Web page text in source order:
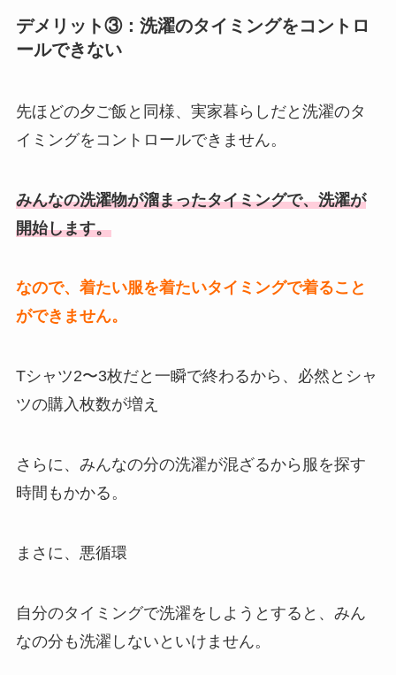
デメリット③：洗濯のタイミングをコントロ
ールできない
先ほどの夕ご飯と同様、実家暮らしだと洗濯のタ
イミングをコントロールできません。
みんなの洗濯物が溜まったタイミングで、洗濯が
開始します。
なので、着たい服を着たいタイミングで着ること
ができません。
Tシャツ2〜3枚だと一瞬で終わるから、必然とシャ
ツの購入枚数が増え
さらに、みんなの分の洗濯が混ざるから服を探す
時間もかかる。
まさに、悪循環
自分のタイミングで洗濯をしようとすると、みん
なの分も洗濯しないといけません。